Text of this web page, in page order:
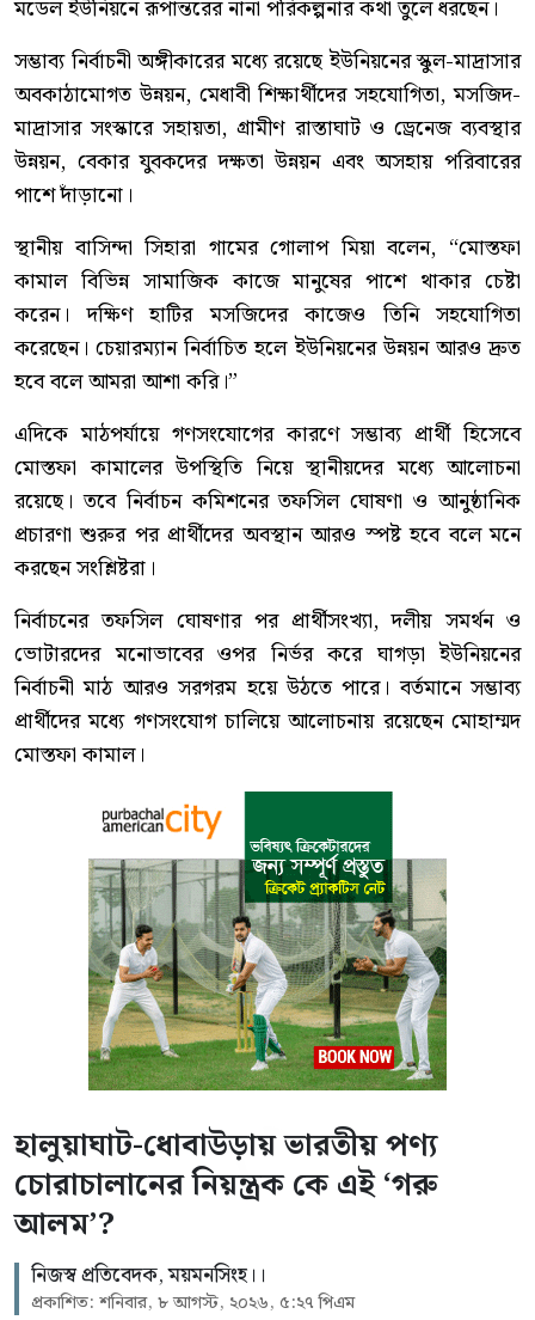
মডেল ইউনিয়নে রূপান্তরের নানা পরিকল্পনার কথা তুলে ধরছেন।
সম্ভাব্য নির্বাচনী অঙ্গীকারের মধ্যে রয়েছে ইউনিয়নের স্কুল-মাদ্রাসার
অবকাঠামোগত উন্নয়ন, মেধাবী শিক্ষার্থীদের সহযোগিতা, মসজিদ-
মাদ্রাসার সংস্কারে সহায়তা, গ্রামীণ রাস্তাঘাট ও ড্রেনেজ ব্যবস্থার
উন্নয়ন, বেকার যুবকদের দক্ষতা উন্নয়ন এবং অসহায় পরিবারের
পাশে দাঁড়ানো।
স্থানীয় বাসিন্দা সিহারা গামের গোলাপ মিয়া বলেন, “মোস্তফা
কামাল বিভিন্ন সামাজিক কাজে মানুষের পাশে থাকার চেষ্টা
করেন। দক্ষিণ হাটির মসজিদের কাজেও তিনি সহযোগিতা
করেছেন। চেয়ারম্যান নির্বাচিত হলে ইউনিয়নের উন্নয়ন আরও দ্রুত
হবে বলে আমরা আশা করি।”
এদিকে মাঠপর্যায়ে গণসংযোগের কারণে সম্ভাব্য প্রার্থী হিসেবে
মোস্তফা কামালের উপস্থিতি নিয়ে স্থানীয়দের মধ্যে আলোচনা
রয়েছে। তবে নির্বাচন কমিশনের তফসিল ঘোষণা ও আনুষ্ঠানিক
প্রচারণা শুরুর পর প্রার্থীদের অবস্থান আরও স্পষ্ট হবে বলে মনে
করছেন সংশ্লিষ্টরা।
নির্বাচনের তফসিল ঘোষণার পর প্রার্থীসংখ্যা, দলীয় সমর্থন ও
ভোটারদের মনোভাবের ওপর নির্ভর করে ঘাগড়া ইউনিয়নের
নির্বাচনী মাঠ আরও সরগরম হয়ে উঠতে পারে। বর্তমানে সম্ভাব্য
প্রার্থীদের মধ্যে গণসংযোগ চালিয়ে আলোচনায় রয়েছেন মোহাম্মদ
মোস্তফা কামাল।
হালুয়াঘাট-ধোবাউড়ায় ভারতীয় পণ্য
চোরাচালানের নিয়ন্ত্রক কে এই ‘গরু
আলম’?
নিজস্ব প্রতিবেদক, ময়মনসিংহ।।
প্রকাশিত: শনিবার, ৮ আগস্ট, ২০২৬, ৫:২৭ পিএম